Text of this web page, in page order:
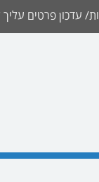
עדכון פרטים